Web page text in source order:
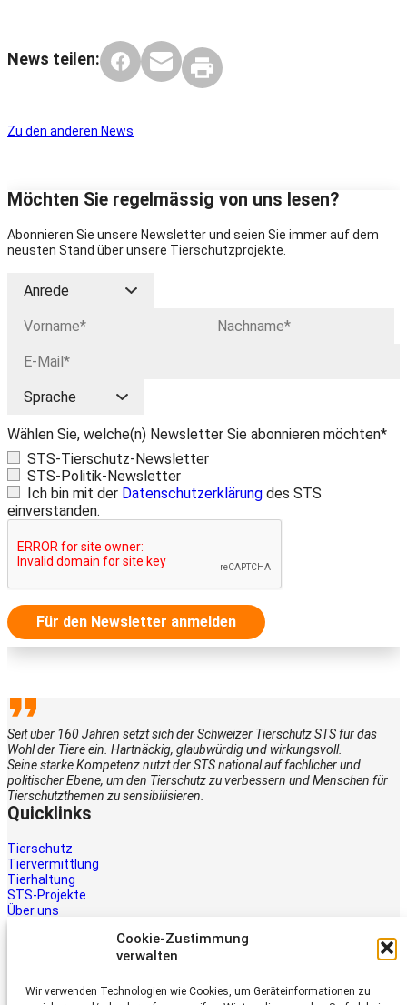
Cookie-Zustimmung
verwalten
Wir verwenden Technologien wie Cookies, um Geräteinformationen zu
News teilen:
Zu den anderen News
Möchten Sie regelmässig von uns lesen?
Abonnieren Sie unsere Newsletter und seien Sie immer auf dem
neusten Stand über unsere Tierschutzprojekte.
Wählen Sie, welche(n) Newsletter Sie abonnieren möchten*
STS-Tierschutz-Newsletter
STS-Politik-Newsletter
Ich bin mit der Datenschutzerklärung des STS
einverstanden.
Für den Newsletter anmelden
Seit über 160 Jahren setzt sich der Schweizer Tierschutz STS für das
Wohl der Tiere ein. Hartnäckig, glaubwürdig und wirkungsvoll.
Seine starke Kompetenz nutzt der STS national auf fachlicher und
politischer Ebene, um den Tierschutz zu verbessern und Menschen für
Tierschutzthemen zu sensibilisieren.
Quicklinks
Tierschutz
Tiervermittlung
Tierhaltung
STS-Projekte
Über uns
Tiere brauchen Hilfe – auch Ihre.